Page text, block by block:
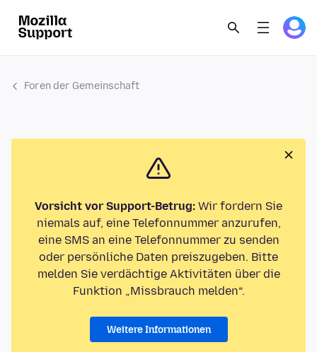
Foren der Gemeinschaft
Vorsicht vor Support-Betrug: Wir fordern Sie
niemals auf, eine Telefonnummer anzurufen,
eine SMS an eine Telefonnummer zu senden
oder persönliche Daten preiszugeben. Bitte
melden Sie verdächtige Aktivitäten über die
Funktion „Missbrauch melden“.
Weitere Informationen